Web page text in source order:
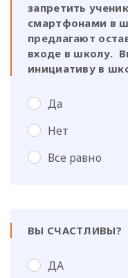
запретить
смартфонами в
предлагают
входе в школу.
инициативу в
Да
Нет
Все равно
ВЫ СЧАСТЛИВЫ?
ДА